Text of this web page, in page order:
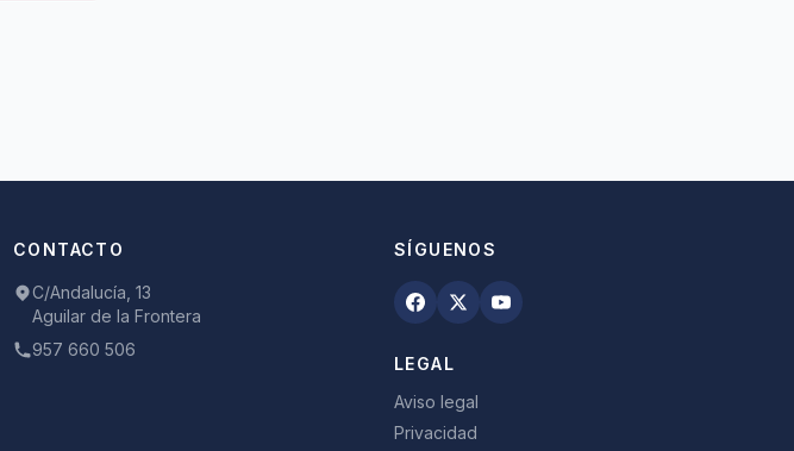
CONTACTO
C/Andalucía, 13
Aguilar de la Frontera
957 660 506
SÍGUENOS
LEGAL
Aviso legal
Privacidad